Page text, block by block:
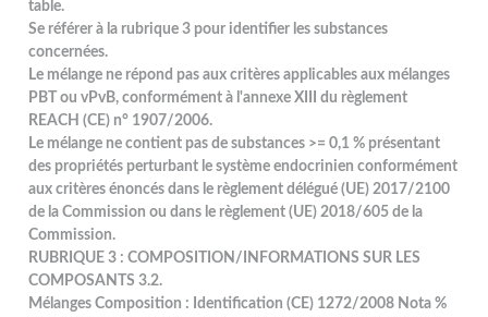
table.
Se référer à la rubrique 3 pour identifier les substances
concernées.
Le mélange ne répond pas aux critères applicables aux mélanges
PBT ou vPvB, conformément à l'annexe XIII du règlement
REACH (CE) n° 1907/2006.
Le mélange ne contient pas de substances >= 0,1 % présentant
des propriétés perturbant le système endocrinien conformément
aux critères énoncés dans le règlement délégué (UE) 2017/2100
de la Commission ou dans le règlement (UE) 2018/605 de la
Commission.
RUBRIQUE 3 : COMPOSITION/INFORMATIONS SUR LES
COMPOSANTS 3.2.
Mélanges Composition : Identification (CE) 1272/2008 Nota %